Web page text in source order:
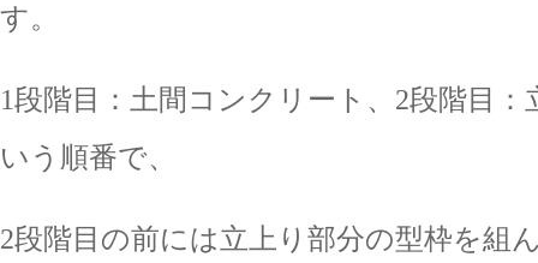
す。
1段階目：土間コンクリート、2段階目
いう順番で、
2段階目の前には立上り部分の型枠を組